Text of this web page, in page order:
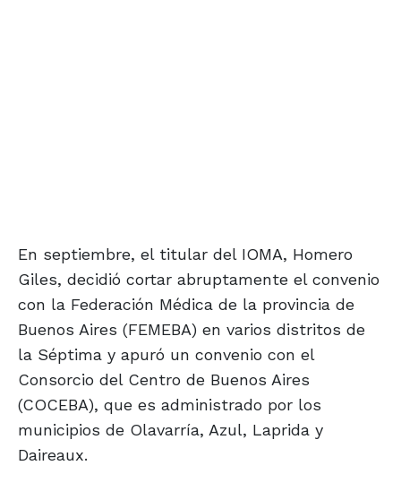
En septiembre, el titular del IOMA, Homero
Giles, decidió cortar abruptamente el convenio
con la Federación Médica de la provincia de
Buenos Aires (FEMEBA) en varios distritos de
la Séptima y apuró un convenio con el
Consorcio del Centro de Buenos Aires
(COCEBA), que es administrado por los
municipios de Olavarría, Azul, Laprida y
Daireaux.